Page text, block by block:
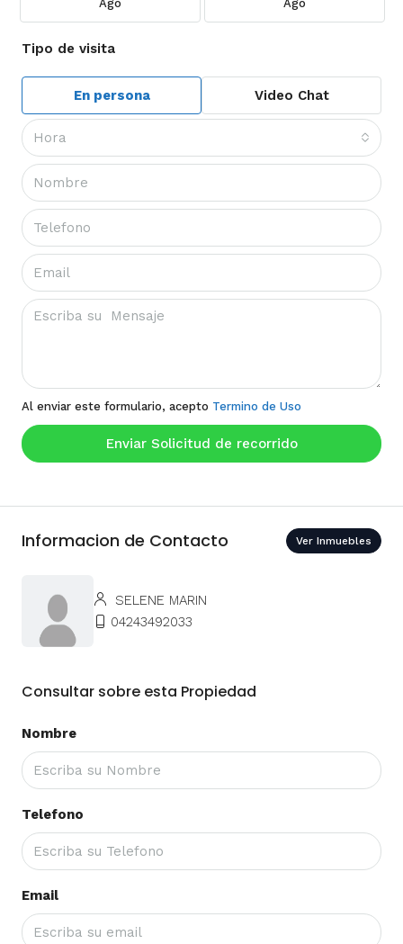
Ago Ago
Tipo de visita
En persona Video Chat
Hora
Al enviar este formulario, acepto Termino de Uso
Enviar Solicitud de recorrido
Informacion de Contacto Ver Inmuebles
SELENE MARIN
04243492033
Consultar sobre esta Propiedad
Nombre
Telefono
Email